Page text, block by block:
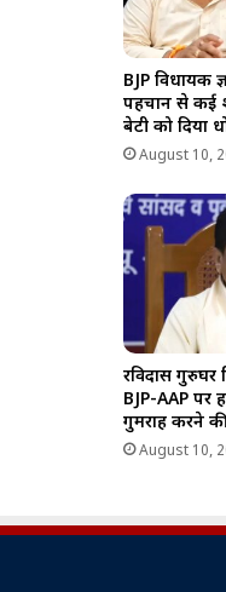
BJP विधायक
पहचान से कई
बेटी को दिया
August 10,
रविदास गुरुघर
BJP-AAP पर
गुमराह करने
August 10,